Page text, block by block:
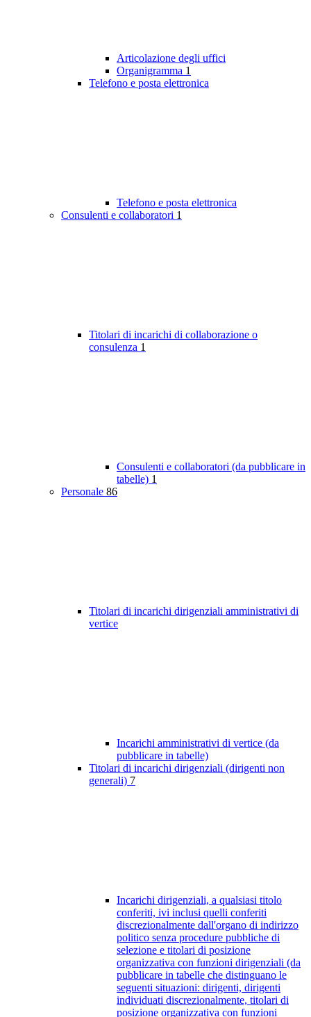
Articolazione degli uffici
Organigramma 1
Telefono e posta elettronica
Telefono e posta elettronica
Consulenti e collaboratori 1
Titolari di incarichi di collaborazione o
consulenza 1
Consulenti e collaboratori (da pubblicare in
tabelle) 1
Personale 86
Titolari di incarichi dirigenziali amministrativi di
vertice
Incarichi amministrativi di vertice (da
pubblicare in tabelle)
Titolari di incarichi dirigenziali (dirigenti non
generali) 7
Incarichi dirigenziali, a qualsiasi titolo
conferiti, ivi inclusi quelli conferiti
discrezionalmente dall'organo di indirizzo
politico senza procedure pubbliche di
selezione e titolari di posizione
organizzativa con funzioni dirigenziali (da
pubblicare in tabelle che distinguano le
seguenti situazioni: dirigenti, dirigenti
individuati discrezionalmente, titolari di
posizione organizzativa con funzioni